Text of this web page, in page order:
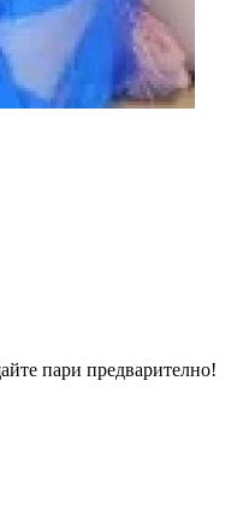
пари предварително!